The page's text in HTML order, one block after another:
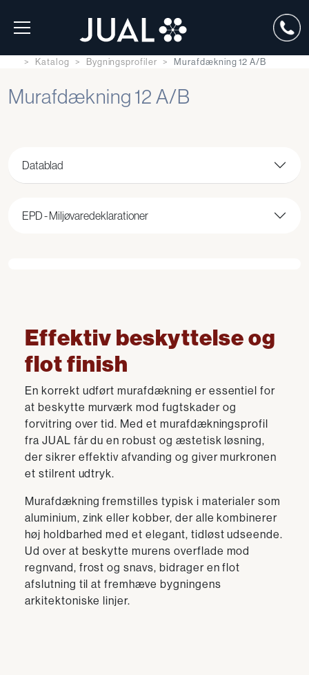
Katalog Bygningsprofiler Murafdækning 12 A/B
Murafdækning 12 A/B
Datablad
EPD - Miljøvaredeklarationer
Effektiv beskyttelse og
flot finish
En korrekt udført murafdækning er essentiel for
at beskytte murværk mod fugtskader og
forvitring over tid. Med et murafdækningsprofil
fra JUAL får du en robust og æstetisk løsning,
der sikrer effektiv afvanding og giver murkronen
et stilrent udtryk.
Murafdækning fremstilles typisk i materialer som
aluminium, zink eller kobber, der alle kombinerer
høj holdbarhed med et elegant, tidløst udseende.
Ud over at beskytte murens overflade mod
regnvand, frost og snavs, bidrager en flot
afslutning til at fremhæve bygningens
arkitektoniske linjer.